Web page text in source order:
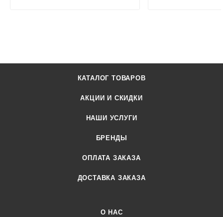
КАТАЛОГ ТОВАРОВ
АКЦИИ И СКИДКИ
НАШИ УСЛУГИ
БРЕНДЫ
ОПЛАТА ЗАКАЗА
ДОСТАВКА ЗАКАЗА
О НАС